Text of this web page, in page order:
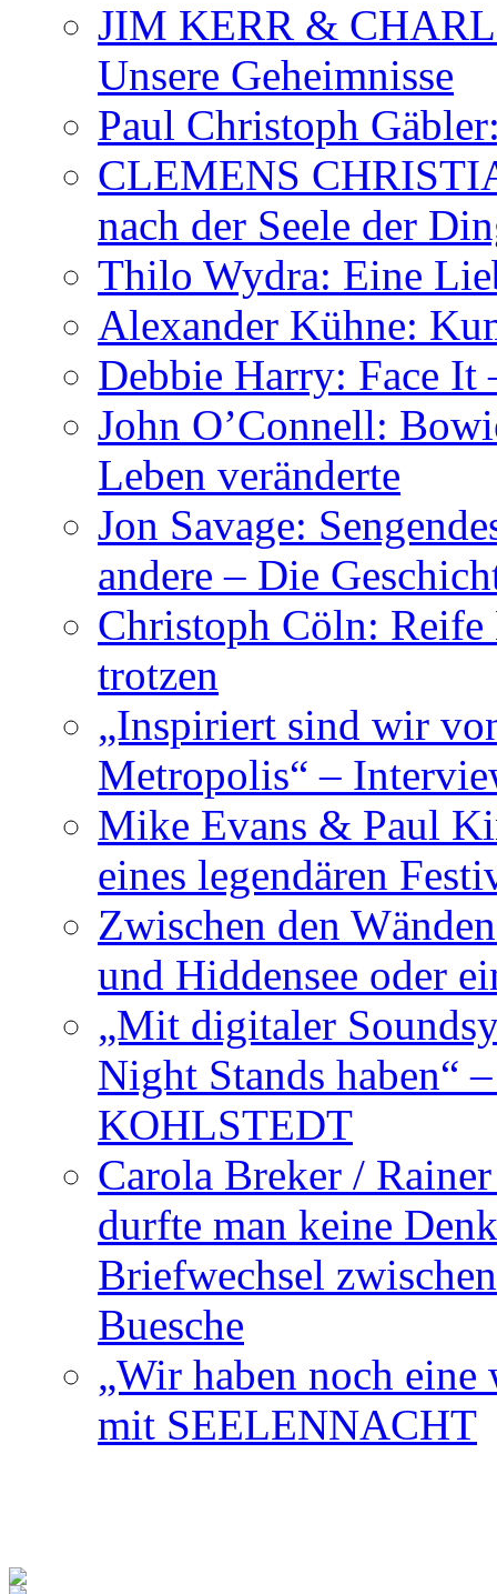
JIM KERR &
Unsere Geheimnisse
Paul Christoph
CLEMENS
nach der Seele der
Thilo Wydra: Eine
Alexander Kühne:
Debbie Harry: Face
John O’Connell:
Leben veränderte
Jon Savage:
andere – Die
Christoph Cöln:
trotzen
„Inspiriert sind wir
Metropolis“ –
Mike Evans & Paul
eines legendären
Zwischen den
und Hiddensee oder
„Mit digitaler
Night Stands haben“
KOHLSTEDT
Carola Breker /
durfte man keine
Briefwechsel
Buesche
„Wir haben noch
mit SEELENNACHT